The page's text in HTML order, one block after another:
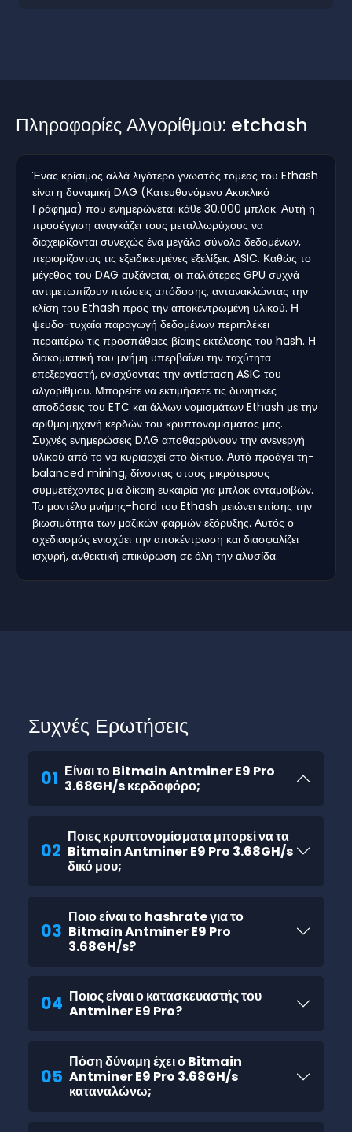
Πληροφορίες Αλγορίθμου: etchash
Ένας κρίσιμος αλλά λιγότερο γνωστός τομέας του Ethash
είναι η δυναμική DAG (Κατευθυνόμενο Ακυκλικό
Γράφημα) που ενημερώνεται κάθε 30.000 μπλοκ. Αυτή η
προσέγγιση αναγκάζει τους μεταλλωρύχους να
διαχειρίζονται συνεχώς ένα μεγάλο σύνολο δεδομένων,
περιορίζοντας τις εξειδικευμένες εξελίξεις ASIC. Καθώς το
μέγεθος του DAG αυξάνεται, οι παλιότερες GPU συχνά
αντιμετωπίζουν πτώσεις απόδοσης, αντανακλώντας την
κλίση του Ethash προς την αποκεντρωμένη υλικού. Η
ψευδο-τυχαία παραγωγή δεδομένων περιπλέκει
περαιτέρω τις προσπάθειες βίαιης εκτέλεσης του hash. Η
διακομιστική του μνήμη υπερβαίνει την ταχύτητα
επεξεργαστή, ενισχύοντας την αντίσταση ASIC του
αλγορίθμου. Μπορείτε να εκτιμήσετε τις δυνητικές
αποδόσεις του ETC και άλλων νομισμάτων Ethash με την
αριθμομηχανή κερδών του κρυπτονομίσματος μας.
Συχνές ενημερώσεις DAG αποθαρρύνουν την ανενεργή
υλικού από το να κυριαρχεί στο δίκτυο. Αυτό προάγει τη-
balanced mining, δίνοντας στους μικρότερους
συμμετέχοντες μια δίκαιη ευκαιρία για μπλοκ ανταμοιβών.
Το μοντέλο μνήμης-hard του Ethash μειώνει επίσης την
βιωσιμότητα των μαζικών φαρμών εξόρυξης. Αυτός ο
σχεδιασμός ενισχύει την αποκέντρωση και διασφαλίζει
ισχυρή, ανθεκτική επικύρωση σε όλη την αλυσίδα.
Συχνές Ερωτήσεις
01 Είναι το Bitmain Antminer E9 Pro
3.68GH/s κερδοφόρο;
02
Ποιες κρυπτονομίσματα μπορεί να τα
Bitmain Antminer E9 Pro 3.68GH/s
δικό μου;
03
Ποιο είναι το hashrate για το
Bitmain Antminer E9 Pro
3.68GH/s?
04 Ποιος είναι ο κατασκευαστής του
Antminer E9 Pro?
05
Πόση δύναμη έχει ο Bitmain
Antminer E9 Pro 3.68GH/s
καταναλώνω;